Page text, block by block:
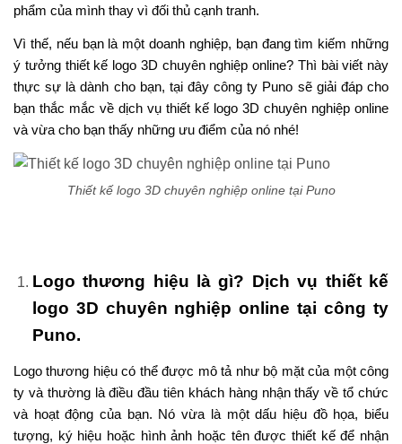
phẩm của mình thay vì đối thủ cạnh tranh.
Vì thế, nếu bạn là một doanh nghiệp, bạn đang tìm kiếm những
ý tưởng thiết kế logo 3D chuyên nghiệp online? Thì bài viết này
thực sự là dành cho bạn, tại đây công ty Puno sẽ giải đáp cho
bạn thắc mắc về dịch vụ thiết kế logo 3D chuyên nghiệp online
và vừa cho bạn thấy những ưu điểm của nó nhé!
Thiết kế logo 3D chuyên nghiệp online tại Puno
Logo thương hiệu là gì? Dịch vụ thiết kế
logo 3D chuyên nghiệp online tại công ty
Puno.
Logo thương hiệu có thể được mô tả như bộ mặt của một công
ty và thường là điều đầu tiên khách hàng nhận thấy về tổ chức
và hoạt động của bạn. Nó vừa là một dấu hiệu đồ họa, biểu
tượng, ký hiệu hoặc hình ảnh hoặc tên được thiết kế để nhận